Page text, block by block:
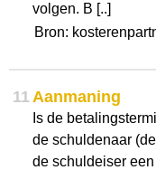
volgen. B [..]
Bron:
11Aanmaning
Is de
de schuldenaar
de schuldeiser